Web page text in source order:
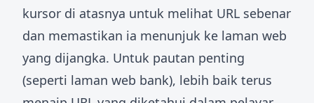
kursor di atasnya untuk melihat URL sebenar
dan memastikan ia menunjuk ke laman web
yang dijangka. Untuk pautan penting
(seperti laman web bank), lebih baik terus